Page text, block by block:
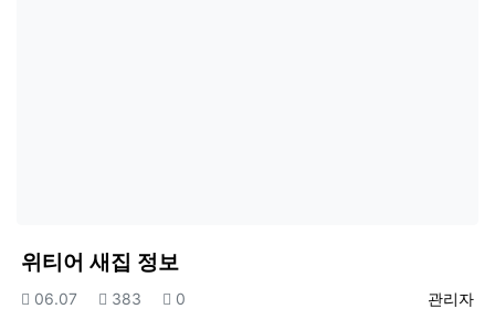
위티어 새집 정보
등록자
관리자
등록일
06.07 조회
383 추천
0